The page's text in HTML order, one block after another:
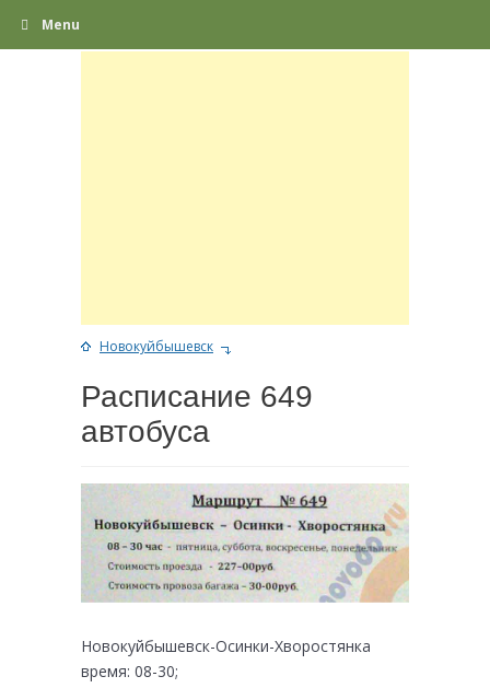
Menu
Новокуйбышевск
Расписание 649
автобуса
Новокуйбышевск-Осинки-Хворостянка
время: 08-30;